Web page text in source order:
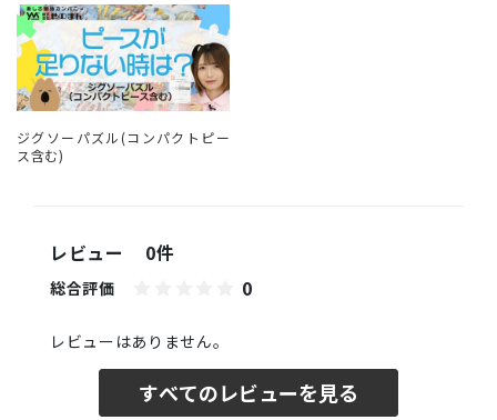
ジグソーパズル(コンパクトピー
ス含む)
レビュー 0件
総合評価 0
レビューはありません。
すべてのレビューを見る